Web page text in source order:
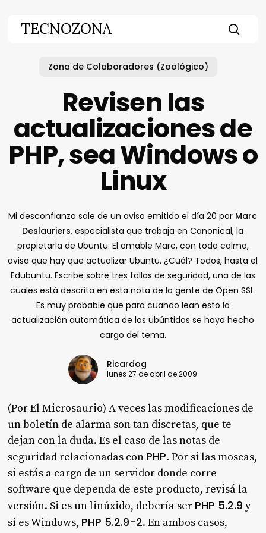
TECNOZONA
Zona de Colaboradores (Zoológico)
Revisen las
actualizaciones de
PHP, sea Windows o
Linux
Mi desconfianza sale de un aviso emitido el día 20 por Marc
Deslauriers, especialista que trabaja en Canonical, la
propietaria de Ubuntu. El amable Marc, con toda calma,
avisa que hay que actualizar Ubuntu. ¿Cuál? Todos, hasta el
Edubuntu. Escribe sobre tres fallas de seguridad, una de las
cuales está descrita en esta nota de la gente de Open SSL.
Es muy probable que para cuando lean esto la
actualización automática de los ubúntidos se haya hecho
cargo del tema.
Ricardog
lunes 27 de abril de 2009
(Por El Microsaurio)A veces las modificaciones de
un boletín de alarma son tan discretas, que te
dejan con la duda. Es el caso de las notas de
seguridad relacionadas con PHP. Por si las moscas,
si estás a cargo de un servidor donde corre
software que dependa de este producto, revisá la
versión. Si es un linúxido, debería ser PHP 5.2.9 y
si es Windows, PHP 5.2.9-2. En ambos casos,